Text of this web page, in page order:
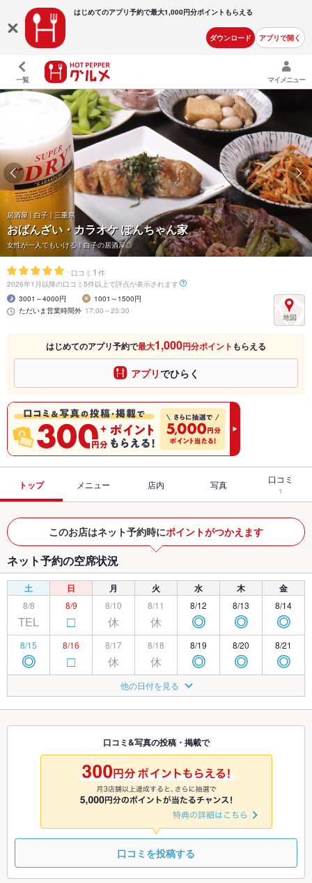
はじめてのアプリ予約で最大1,000円分ポイントもらえる
ダウンロード アプリで開く
一覧 マイメニュー
居酒屋 | 白子 | 三重県
おばんざい・カラオケ ぽんちゃん家
女性が一人でもいける！白子の居酒屋◎
- 口コミ 1 件
2026年1月以降の口コミ5件以上で評点が表示されます
3001～4000円
1001～1500円
ただいま営業時間外 17:00～23:30
はじめてのアプリ予約で最大1,000円分ポイント もらえる
アプリでひらく
トップ メニュー 店内 写真 口コミ
1
このお店はネット予約時にポイントがつかえます
ネット予約の空席状況
土 日 月 火 水 木 金
8/8
TEL
8/9
□
8/10
休
8/11
休
8/12
◎
8/13
◎
8/14
◎
8/15
◎
8/16
□
8/17
休
8/18
休
8/19
◎
8/20
◎
8/21
◎
◎ □
8/24
休
8/25
休
8/26
◎ ◎ ◎
8/29 8/30 8/31
休
9/1
休
9/2
◎
9/3 9/4
9/7
休 休 ◎ ◎
他の日付を見る
口コミ&写真の投稿・掲載で
口コミを投稿する